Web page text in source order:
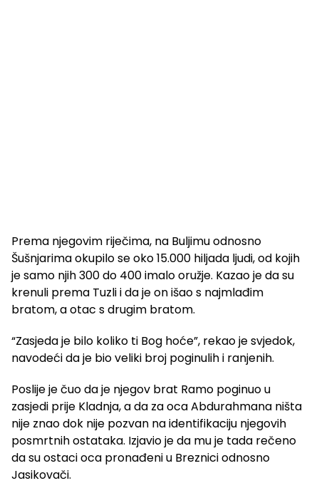
Prema njegovim riječima, na Buljimu odnosno
Šušnjarima okupilo se oko 15.000 hiljada ljudi, od kojih
je samo njih 300 do 400 imalo oružje. Kazao je da su
krenuli prema Tuzli i da je on išao s najmlađim
bratom, a otac s drugim bratom.
“Zasjeda je bilo koliko ti Bog hoće”, rekao je svjedok,
navodeći da je bio veliki broj poginulih i ranjenih.
Poslije je čuo da je njegov brat Ramo poginuo u
zasjedi prije Kladnja, a da za oca Abdurahmana ništa
nije znao dok nije pozvan na identifikaciju njegovih
posmrtnih ostataka. Izjavio je da mu je tada rečeno
da su ostaci oca pronađeni u Breznici odnosno
Jasikovači.